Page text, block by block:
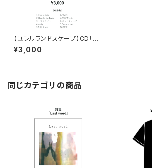
【ユレルランドスケープ】CD「M
ASTER PLAN」
¥3,000
同じカテゴリの商品